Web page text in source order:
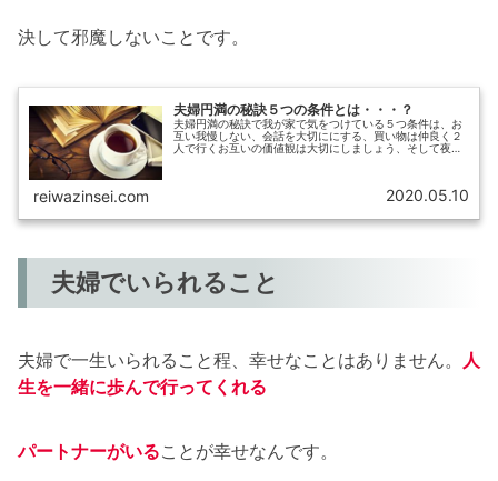
決して邪魔しないことです。
夫婦円満の秘訣５つの条件とは・・・？
夫婦円満の秘訣で我が家で気をつけている５つ条件は、お
互い我慢しない、会話を大切ににする、買い物は仲良く２
人で行くお互いの価値観は大切にしましょう、そして夜の
reiwazinsei.com 2020.05.10
夫婦でいられること
夫婦で一生いられること程、幸せなことはありません。 人
生を一緒に歩んで行ってくれる
パートナーがいることが幸せなんです。